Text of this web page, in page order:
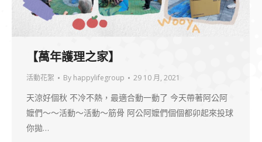
【萬年護理之家】
活動花絮 By happylifegroup 29 10 月, 2021
天涼好個秋 不冷不熱，最適合動一動了 今天帶著阿公阿
嬤們～～活動～活動～筋骨 阿公阿嬤們個個都卯起來投球
你拋…